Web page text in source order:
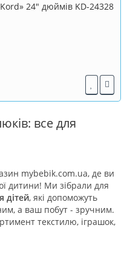
24" дюймів KD-24328
все для
mybebik.com.ua, де ви
дитини! Ми зібрали для
дітей, які допоможуть
а ваш побут - зручним.
текстилю, іграшок,